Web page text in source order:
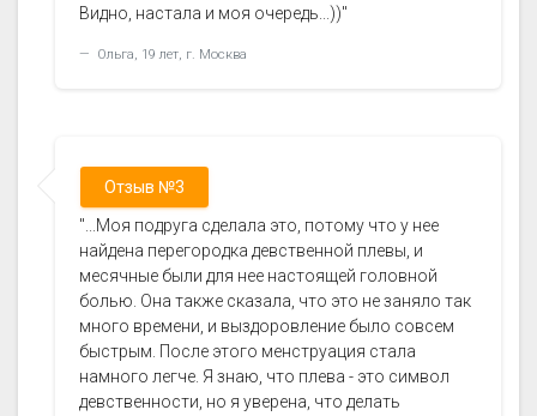
Видно, настала и моя очередь...))"
Ольга, 19 лет, г. Москва
Отзыв №3
"...Моя подруга сделала это, потому что у нее
найдена перегородка девственной плевы, и
месячные были для нее настоящей головной
болью. Она также сказала, что это не заняло так
много времени, и выздоровление было совсем
быстрым. После этого менструация стала
намного легче. Я знаю, что плева - это символ
девственности, но я уверена, что делать